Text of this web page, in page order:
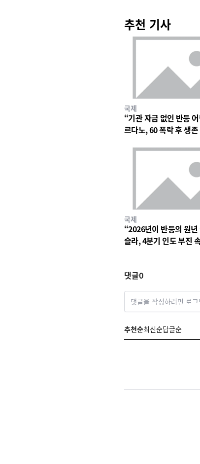
추천 기사
국제
“기관 자금 없인 반등
르다노, 60 폭락 후 생
국제
“2026년이 반등의 원
슬라, 4분기 인도 부진
댓글0
댓글을 작성하려면 로
추천순최신순답글순